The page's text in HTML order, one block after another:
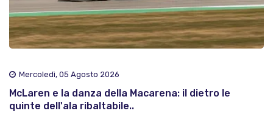
Mercoledì, 05 Agosto 2026
McLaren e la danza della Macarena: il dietro le
quinte dell'ala ribaltabile..